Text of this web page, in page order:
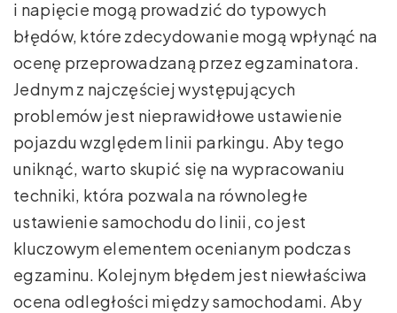
i napięcie mogą prowadzić do typowych
błędów, które zdecydowanie mogą wpłynąć na
ocenę przeprowadzaną przez egzaminatora.
Jednym z najczęściej występujących
problemów jest nieprawidłowe ustawienie
pojazdu względem linii parkingu. Aby tego
uniknąć, warto skupić się na wypracowaniu
techniki, która pozwala na równoległe
ustawienie samochodu do linii, co jest
kluczowym elementem ocenianym podczas
egzaminu. Kolejnym błędem jest niewłaściwa
ocena odległości między samochodami. Aby